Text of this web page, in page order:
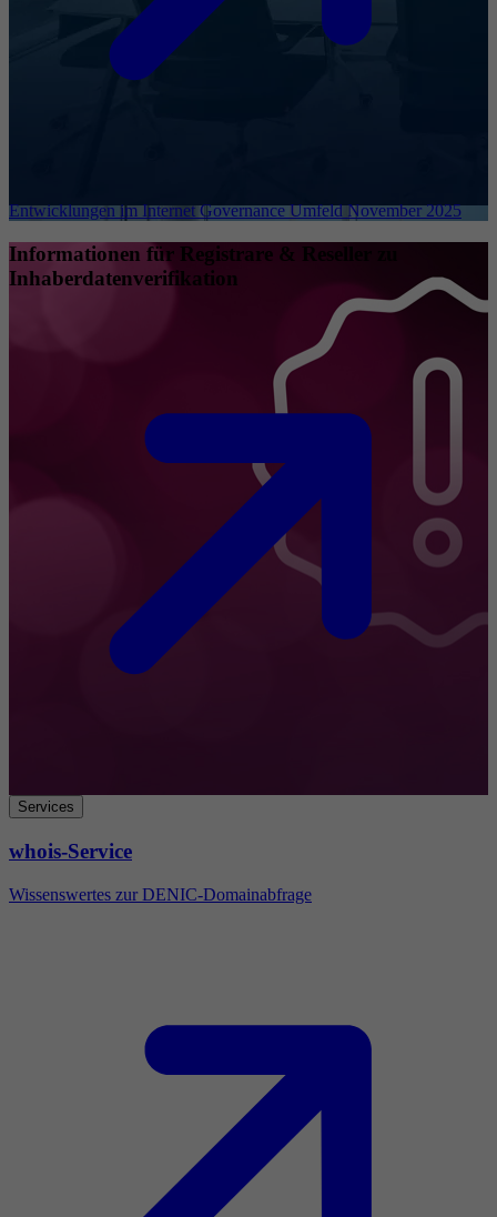
Entwicklungen im Internet Governance Umfeld November 2025
Informationen für Registrare & Reseller zu
Inhaberdatenverifikation
Services
whois-Service
Wissenswertes zur DENIC-Domainabfrage